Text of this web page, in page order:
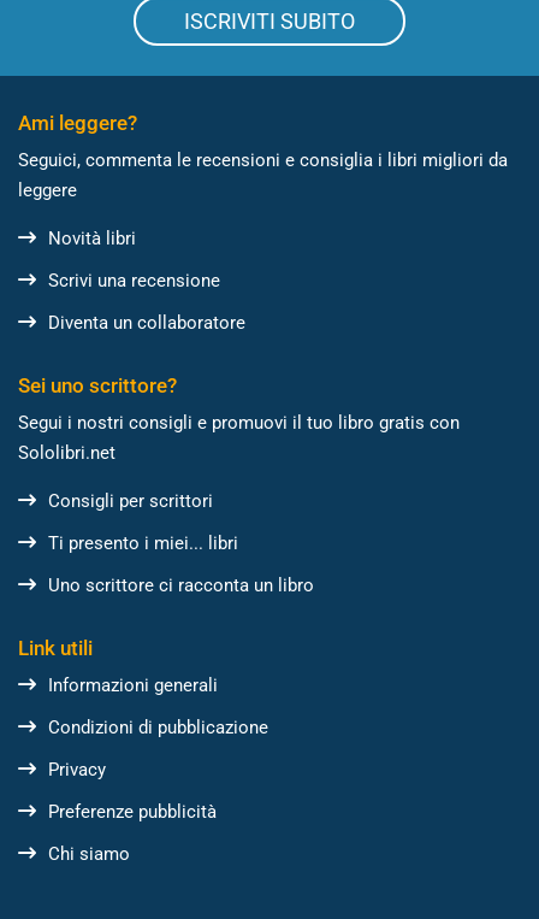
ISCRIVITI SUBITO
Ami leggere?
Seguici, commenta le recensioni e consiglia i libri migliori da
leggere
Novità libri
Scrivi una recensione
Diventa un collaboratore
Sei uno scrittore?
Segui i nostri consigli e promuovi il tuo libro gratis con
Sololibri.net
Consigli per scrittori
Ti presento i miei... libri
Uno scrittore ci racconta un libro
Link utili
Informazioni generali
Condizioni di pubblicazione
Privacy
Preferenze pubblicità
Chi siamo